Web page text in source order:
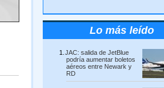
Lo más leído
JAC: salida de JetBlue
podría aumentar boletos
aéreos entre Newark y
RD